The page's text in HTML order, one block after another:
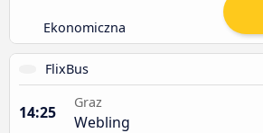
Ekonomiczna
FlixBus
14:25
Graz
Webling